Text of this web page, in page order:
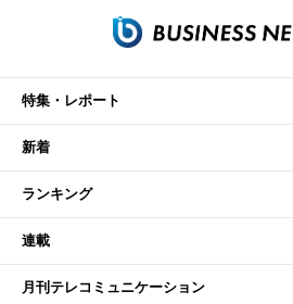
特集・レポート
新着
ランキング
連載
月刊テレコミュニケーション